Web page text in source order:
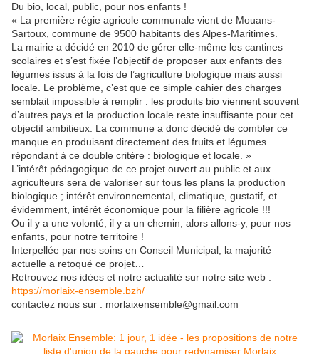
Du bio, local, public, pour nos enfants !
« La première régie agricole communale vient de Mouans-
Sartoux, commune de 9500 habitants des Alpes-Maritimes.
La mairie a décidé en 2010 de gérer elle-même les cantines
scolaires et s’est fixée l’objectif de proposer aux enfants des
légumes issus à la fois de l’agriculture biologique mais aussi
locale. Le problème, c’est que ce simple cahier des charges
semblait impossible à remplir : les produits bio viennent souvent
d’autres pays et la production locale reste insuffisante pour cet
objectif ambitieux. La commune a donc décidé de combler ce
manque en produisant directement des fruits et légumes
répondant à ce double critère : biologique et locale. »
L’intérêt pédagogique de ce projet ouvert au public et aux
agriculteurs sera de valoriser sur tous les plans la production
biologique ; intérêt environnemental, climatique, gustatif, et
évidemment, intérêt économique pour la filière agricole !!!
Ou il y a une volonté, il y a un chemin, alors allons-y, pour nos
enfants, pour notre territoire !
Interpellée par nos soins en Conseil Municipal, la majorité
actuelle a retoqué ce projet…
Retrouvez nos idées et notre actualité sur notre site web :
https://morlaix-ensemble.bzh/
contactez nous sur : morlaixensemble@gmail.com